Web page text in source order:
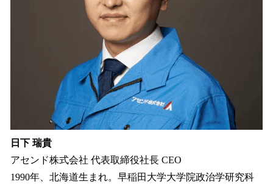
日下 瑞貴
アセンド株式会社 代表取締役社長 CEO
1990年、北海道生まれ。早稲田大学大学院政治学研究科